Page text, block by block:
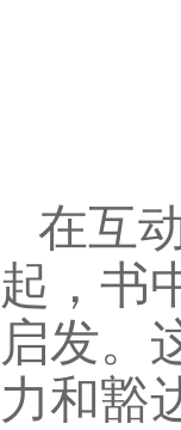
在互
起，书
启发。
力和豁